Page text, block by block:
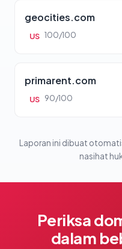
geocities.com
US 100/100
primarent.com
US 90/100
Laporan ini dibuat
nasihat
Periksa
dalam